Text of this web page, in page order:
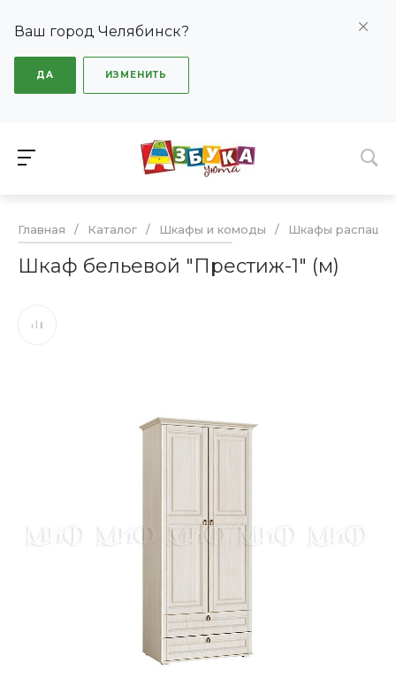
Ваш город Челябинск?
ДА ИЗМЕНИТЬ
Главная / Каталог / Шкафы и комоды / Шкафы
Шкаф бельевой "Престиж-1" (м)